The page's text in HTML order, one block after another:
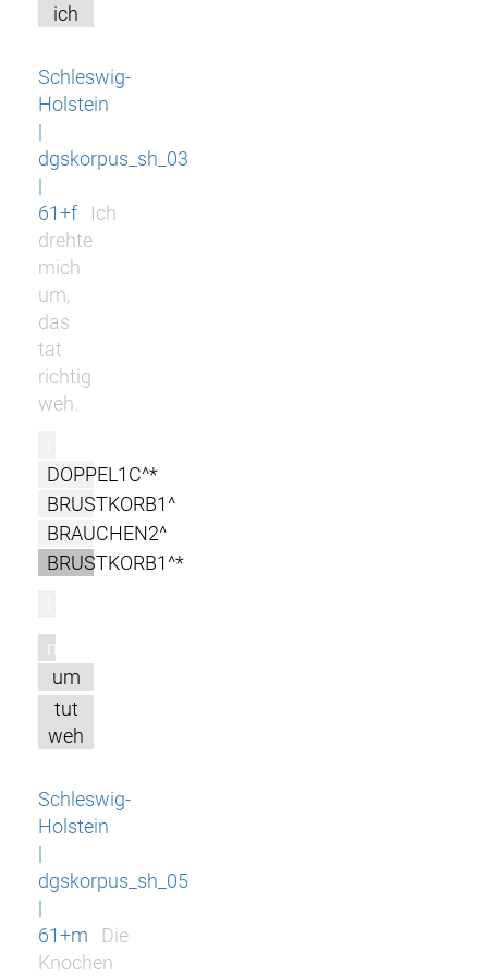
ich
Schleswig-
Holstein
|
dgskorpus_sh_03
|
61+f
Ich
drehte
mich
um,
das
tat
richtig
weh.
DOPPEL1C^*
BRUSTKORB1^
BRAUCHEN2^
BRUSTKORB1^*
m
um
tut
weh
Schleswig-
Holstein
|
dgskorpus_sh_05
|
61+m
Die
Knochen